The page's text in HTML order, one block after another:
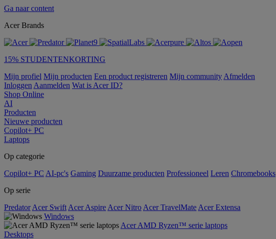
Ga naar content
Acer Brands
15% STUDENTENKORTING
Mijn profiel Mijn producten Een product registreren Mijn community Afmelden
Inloggen Aanmelden Wat is Acer ID?
Shop Online
AI
Producten
Nieuwe producten
Copilot+ PC
Laptops
Op categorie
Copilot+ PC AI-pc's Gaming Duurzame producten Professioneel Leren Chromebooks
Op serie
Predator Acer Swift Acer Aspire Acer Nitro Acer TravelMate Acer Extensa
Windows
Acer AMD Ryzen™ serie laptops
Desktops